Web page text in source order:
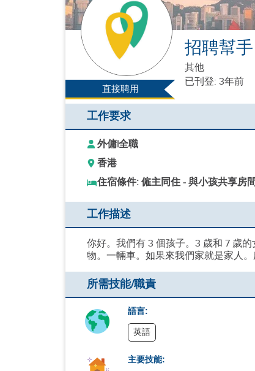
直接聘用
招聘幫手
其他
已刊登: 3年前
工作要求
外傭|全職
香港
住宿條件: 僱主同住 - 與小孩共享房間
工作描述
你好。我們有 3 個孩子。3 歲和 7 歲
物。一輛車。如果來我們家就是家人
所需技能/職責
語言:
英語
主要技能: